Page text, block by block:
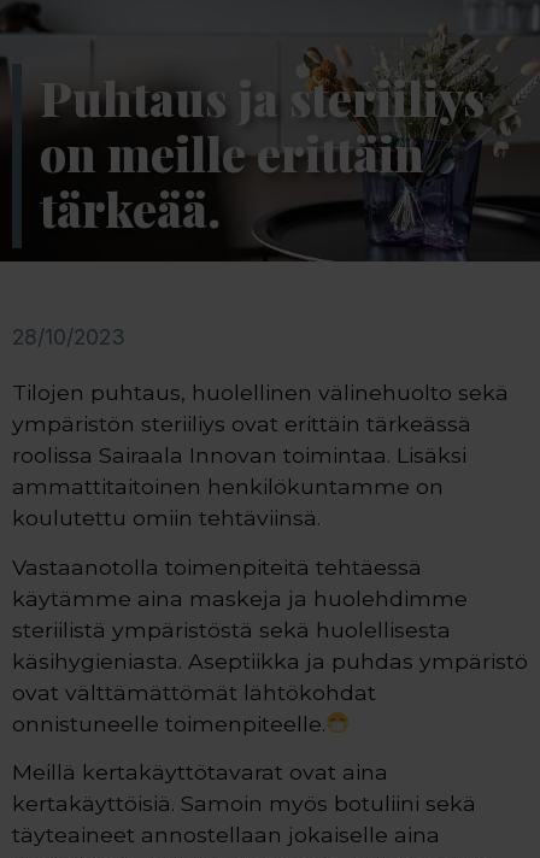
Puhtaus ja steriiliys
on meille erittäin
tärkeää.
28/10/2023
Tilojen puhtaus, huolellinen välinehuolto sekä
ympäristön steriiliys ovat erittäin tärkeässä
roolissa Sairaala Innovan toimintaa. Lisäksi
ammattitaitoinen henkilökuntamme on
koulutettu omiin tehtäviinsä.
Vastaanotolla toimenpiteitä tehtäessä
käytämme aina maskeja ja huolehdimme
steriilistä ympäristöstä sekä huolellisesta
käsihygieniasta. Aseptiikka ja puhdas ympäristö
ovat välttämättömät lähtökohdat
onnistuneelle toimenpiteelle.
Meillä kertakäyttötavarat ovat aina
kertakäyttöisiä. Samoin myös botuliini sekä
täyteaineet annostellaan jokaiselle aina